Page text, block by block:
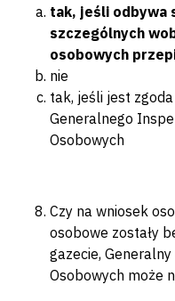
tak, jeśli odbywa
szczególnych
osobowych
nie
tak, jeśli jest
Generalnego
Osobowych
Czy na wniosek
osobowe zostały
gazecie,
Osobowych może